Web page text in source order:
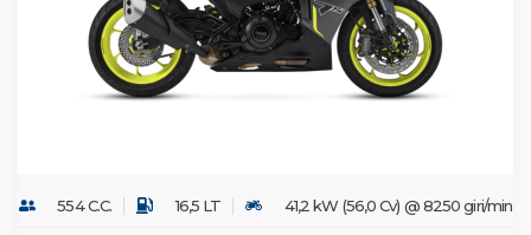
554 C.C. 16,5 LT 41,2 kW (56,0 Cv) @ 8250 giri/min